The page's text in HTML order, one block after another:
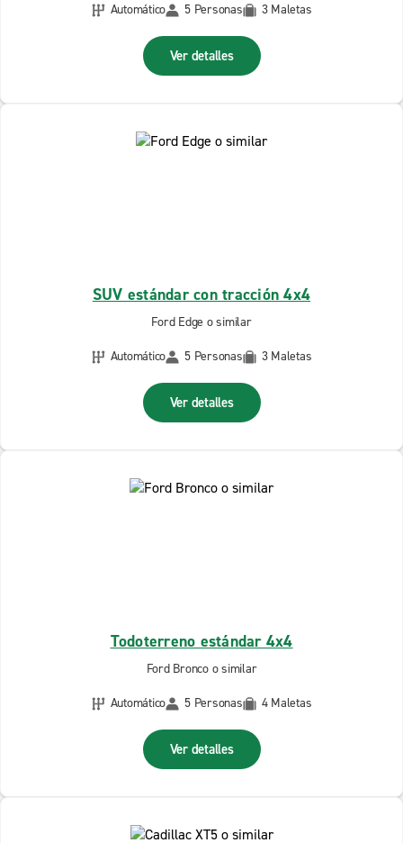
Automático
5 Personas 3 Maletas
Ver detalles
SUV estándar con tracción 4x4
Ford Edge o similar
Automático
5 Personas 3 Maletas
Ver detalles
Todoterreno estándar 4x4
Ford Bronco o similar
Automático
5 Personas 4 Maletas
Ver detalles